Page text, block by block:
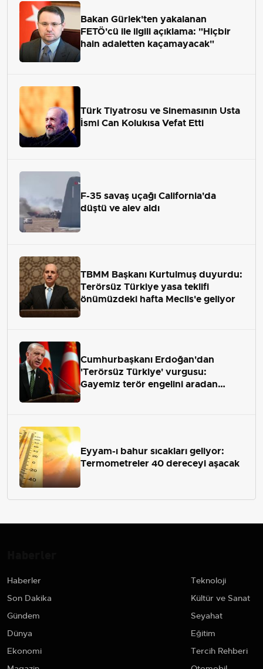
Bakan Gürlek'ten yakalanan
FETÖ'cü ile ilgili açıklama: "Hiçbir
hain adaletten kaçamayacak"
Türk Tiyatrosu ve Sinemasının Usta
İsmi Can Kolukısa Vefat Etti
F-35 savaş uçağı California'da
düştü ve alev aldı
TBMM Başkanı Kurtulmuş duyurdu:
Terörsüz Türkiye yasa teklifi
önümüzdeki hafta Meclis'e geliyor
Cumhurbaşkanı Erdoğan'dan
'Terörsüz Türkiye' vurgusu:
Gayemiz terör engelini aradan
Eyyam-ı bahur sıcakları geliyor:
Termometreler 40 dereceyi aşacak
Haberler
Son Dakika
Gündem
Dünya
Ekonomi
Teknoloji
Kültür ve Sanat
Seyahat
Eğitim
Tercih Rehberi